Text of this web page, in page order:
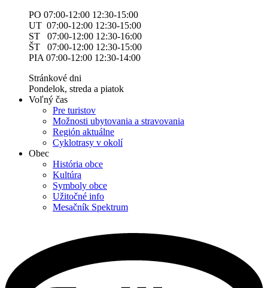
PO 07:00-12:00 12:30-15:00
UT 07:00-12:00 12:30-15:00
ST 07:00-12:00 12:30-16:00
ŠT 07:00-12:00 12:30-15:00
PIA 07:00-12:00 12:30-14:00
Stránkové dni
Pondelok, streda a piatok
Voľný čas
Pre turistov
Možnosti ubytovania a stravovania
Región aktuálne
Cyklotrasy v okolí
Obec
História obce
Kultúra
Symboly obce
Užitočné info
Mesačník Spektrum